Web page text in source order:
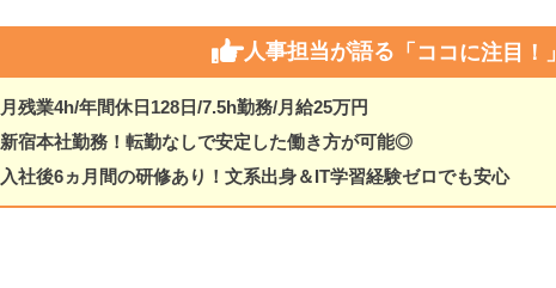
人事担当が語る 「ココに注目！」
月残業4h/年間休日128日/7.5h勤務/月給25万円
新宿本社勤務！転勤なしで安定した働き方が可能◎
入社後6ヵ月間の研修あり！文系出身＆IT学習経験ゼロでも安心